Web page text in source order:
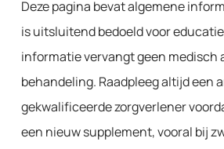
Deze pagina bevat algemene
is uitsluitend bedoeld voor
informatie vervangt geen medisch
behandeling. Raadpleeg altijd een
gekwalificeerde zorgverlener
een nieuw supplement, vooral bij